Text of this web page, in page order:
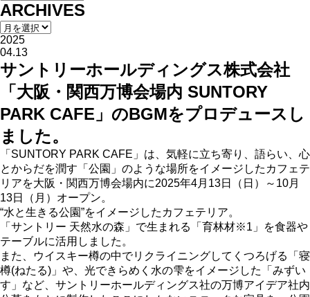
ARCHIVES
2025
04.13
サントリーホールディングス株式会社
「大阪・関西万博会場内 SUNTORY
PARK CAFE」のBGMをプロデュースし
ました。
「SUNTORY PARK CAFE」は、気軽に立ち寄り、語らい、心
とからだを潤す「公園」のような場所をイメージしたカフェテ
リアを大阪・関西万博会場内に2025年4月13日（日）～10月
13日（月）オープン。
“水と生きる公園”をイメージしたカフェテリア。
「サントリー 天然水の森」で生まれる「育林材※1」を食器や
テーブルに活用しました。
また、ウイスキー樽の中でリクライニングしてくつろげる「寝
樽(ねたる)」や、光できらめく水の雫をイメージした「みずい
す」など、サントリーホールディングス社の万博アイデア社内